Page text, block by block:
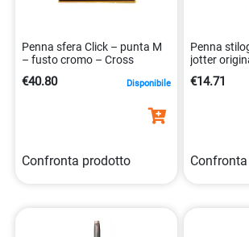
Penna sfera Click – punta M
– fusto cromo – Cross
€40.80 Disponibile
Confronta prodotto
Penna
jotter
€14.71